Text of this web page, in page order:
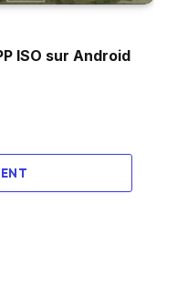
ISO sur Android